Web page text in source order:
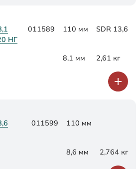
НГ
011589 110 мм SDR 13,6
8,1 мм 2,61 кг
011599 110 мм
8,6 мм 2,764 кг